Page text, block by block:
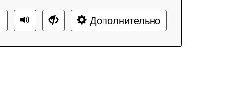
Дополнительно